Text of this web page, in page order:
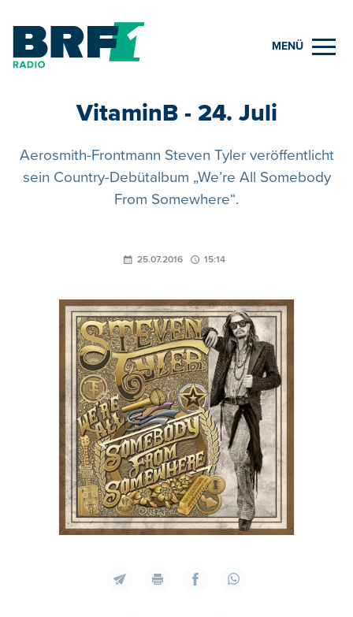
MENÜ
VitaminB - 24. Juli
Aerosmith-Frontmann Steven Tyler veröffentlicht
sein Country-Debütalbum „We’re All Somebody
From Somewhere“.
25.07.2016 15:14